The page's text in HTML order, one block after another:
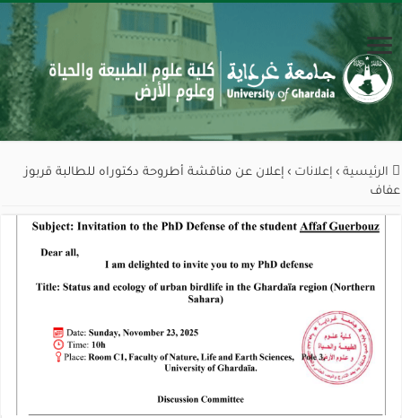
الرئيسية › إعلانات › إعلان عن مناقشة أطروحة دكتوراه للطالبة قربوز
عفاف